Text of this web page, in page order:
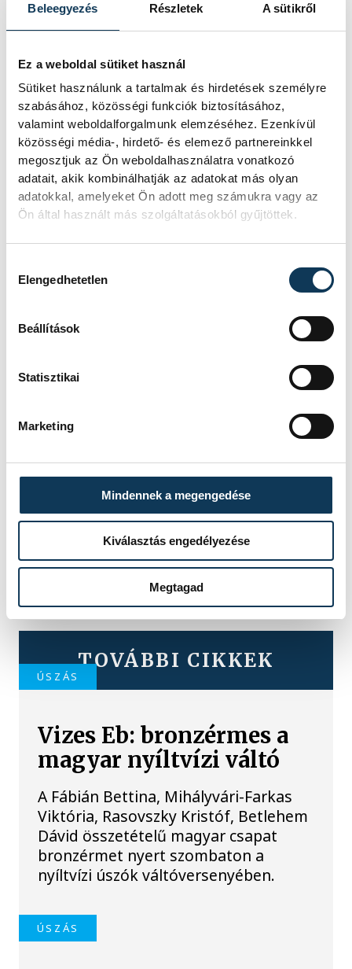
Beleegyezés Részletek A sütikről
Ez a weboldal sütiket használ
Sütiket használunk a tartalmak és hirdetések személyre
szabásához, közösségi funkciók biztosításához,
valamint weboldalforgalmunk elemzéséhez. Ezenkívül
közösségi média-, hirdető- és elemező partnereinkkel
megosztjuk az Ön weboldalhasználatra vonatkozó
adatait, akik kombinálhatják az adatokat más olyan
adatokkal, amelyeket Ön adott meg számukra vagy az
Ön által használt más szolgáltatásokból gyűjtöttek.
Elengedhetetlen
Beállítások
Statisztikai
Marketing
Mindennek a megengedése
Kiválasztás engedélyezése
Megtagad
TOVÁBBI CIKKEK
ÚSZÁS
Vizes Eb: bronzérmes a
magyar nyíltvízi váltó
A Fábián Bettina, Mihályvári-Farkas
Viktória, Rasovszky Kristóf, Betlehem
Dávid összetételű magyar csapat
bronzérmet nyert szombaton a
nyíltvízi úszók váltóversenyében.
ÚSZÁS